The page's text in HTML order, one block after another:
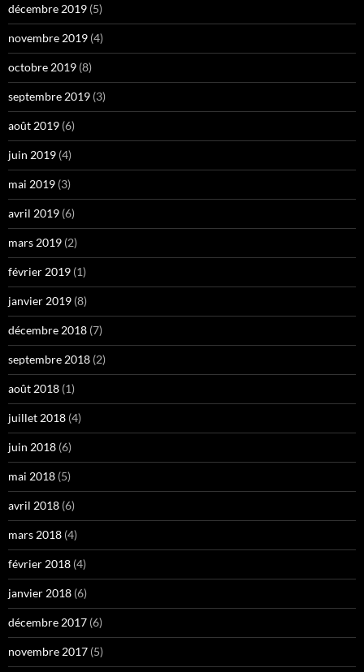
décembre 2019 (5)
novembre 2019 (4)
octobre 2019 (8)
septembre 2019 (3)
août 2019 (6)
juin 2019 (4)
mai 2019 (3)
avril 2019 (6)
mars 2019 (2)
février 2019 (1)
janvier 2019 (8)
décembre 2018 (7)
septembre 2018 (2)
août 2018 (1)
juillet 2018 (4)
juin 2018 (6)
mai 2018 (5)
avril 2018 (6)
mars 2018 (4)
février 2018 (4)
janvier 2018 (6)
décembre 2017 (6)
novembre 2017 (5)